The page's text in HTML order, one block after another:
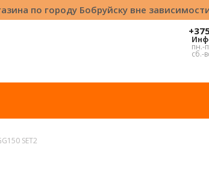
по городу Бобруйску вне
пн.-
сб.-
SET2